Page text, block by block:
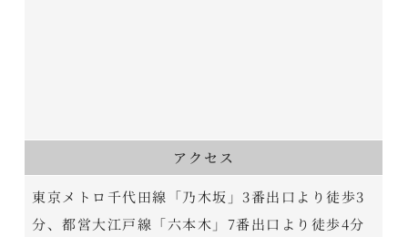
アクセス
東京メトロ千代田線「乃木坂」3番出口より徒歩3
分、都営大江戸線「六本木」7番出口より徒歩4分